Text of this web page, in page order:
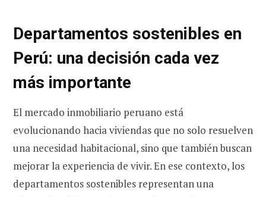
Departamentos sostenibles en
Perú: una decisión cada vez
más importante
El mercado inmobiliario peruano está
evolucionando hacia viviendas que no solo resuelven
una necesidad habitacional, sino que también buscan
mejorar la experiencia de vivir. En ese contexto, los
departamentos sostenibles representan una